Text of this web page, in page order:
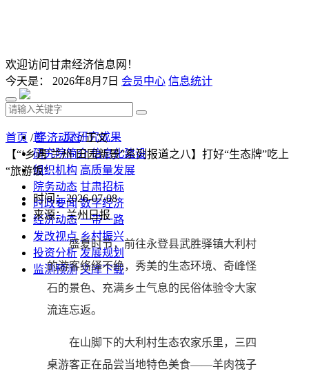
欢迎访问甘肃经济信息网！
今天是： 2026年8月7日 会员中心 信息统计
首 页 研究成果
研究院简介 信息化建设
组织机构 高质量发展
院务动态 甘肃招标
时政要闻 数字经济
经济动态 一带一路
发改视点 乡村振兴
投资分析 发展规划
监测预测 文库下载
首页 /经济动态/ 正文
【“‘乡遇’兰州·田园新景”系列报道之八】打好“生态牌”吃上
“旅游饭”
时间：2026-07-08
来源：兰州日报
盛夏时节，前往永登县武胜驿镇大利村
的游客络绎不绝，秀美的生态环境、奇峰怪
石的景色、充满乡土气息的民俗体验令大家
流连忘返。
在山脚下的大利村生态农家乐里，三四
桌游客正在品尝当地特色美食——羊肉筏子